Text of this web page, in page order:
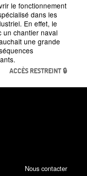
le fonctionnement
dans les
En effet, le
un chantier naval
une grande
ACCÈS RESTREINT 🔒
Nous contacter